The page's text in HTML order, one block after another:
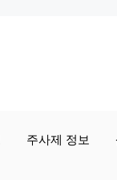
주사제 정보